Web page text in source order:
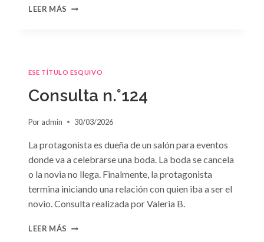
LEER MÁS CONSULTA
ESE TÍTULO ESQUIVO
Consulta n.°124
Por admin 30/03/2026
La protagonista es dueña de un salón para eventos
donde va a celebrarse una boda. La boda se cancela
o la novia no llega. Finalmente, la protagonista
termina iniciando una relación con quien iba a ser el
novio. Consulta realizada por Valeria B.
LEER MÁS CONSULTA